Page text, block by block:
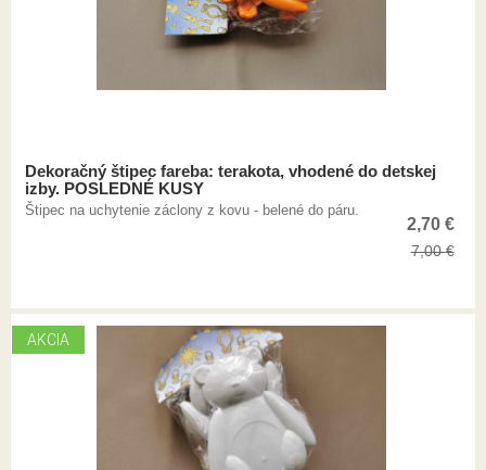
Dekoračný štipec fareba: terakota, vhodené do detskej
izby. POSLEDNÉ KUSY
Štipec na uchytenie záclony z kovu - belené do páru.
2,70 €
7,00€
AKCIA